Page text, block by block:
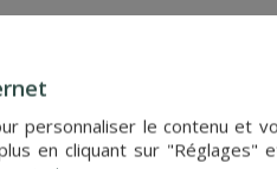
et l'escalier grande cuisine) :
de bains avec sanitaires, grande
commun) :
personnaliser le contenu et
en cliquant sur